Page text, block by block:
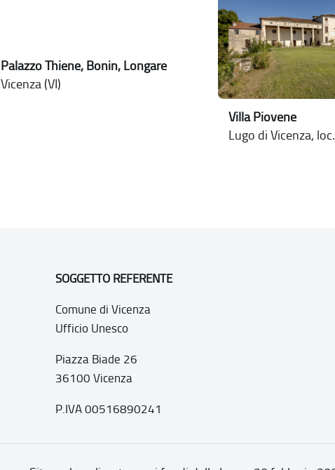
Palazzo Thiene, Bonin, Longare
Vicenza (VI)
Villa Piovene
Lugo di Vicenza,
SOGGETTO REFERENTE
Comune di Vicenza
Ufficio Unesco
Piazza Biade 26
36100 Vicenza
P.IVA 00516890241